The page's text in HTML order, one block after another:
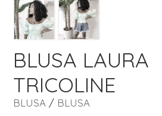
BLUSA LAURA
TRICOLINE
BLUSA/ BLUSA